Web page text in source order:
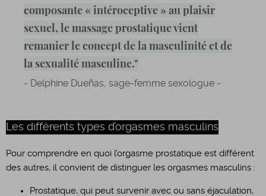
composante « intéroceptive » au plaisir
sexuel, le massage prostatique vient
remanier le concept de la masculinité et de
la sexualité masculine."
- Delphine Dueñas, sage-femme sexologue -
Les différents types d’orgasmes masculins
Pour comprendre en quoi l’orgasme prostatique est différent
des autres, il convient de distinguer les orgasmes masculins :
Prostatique, qui peut survenir avec ou sans éjaculation,